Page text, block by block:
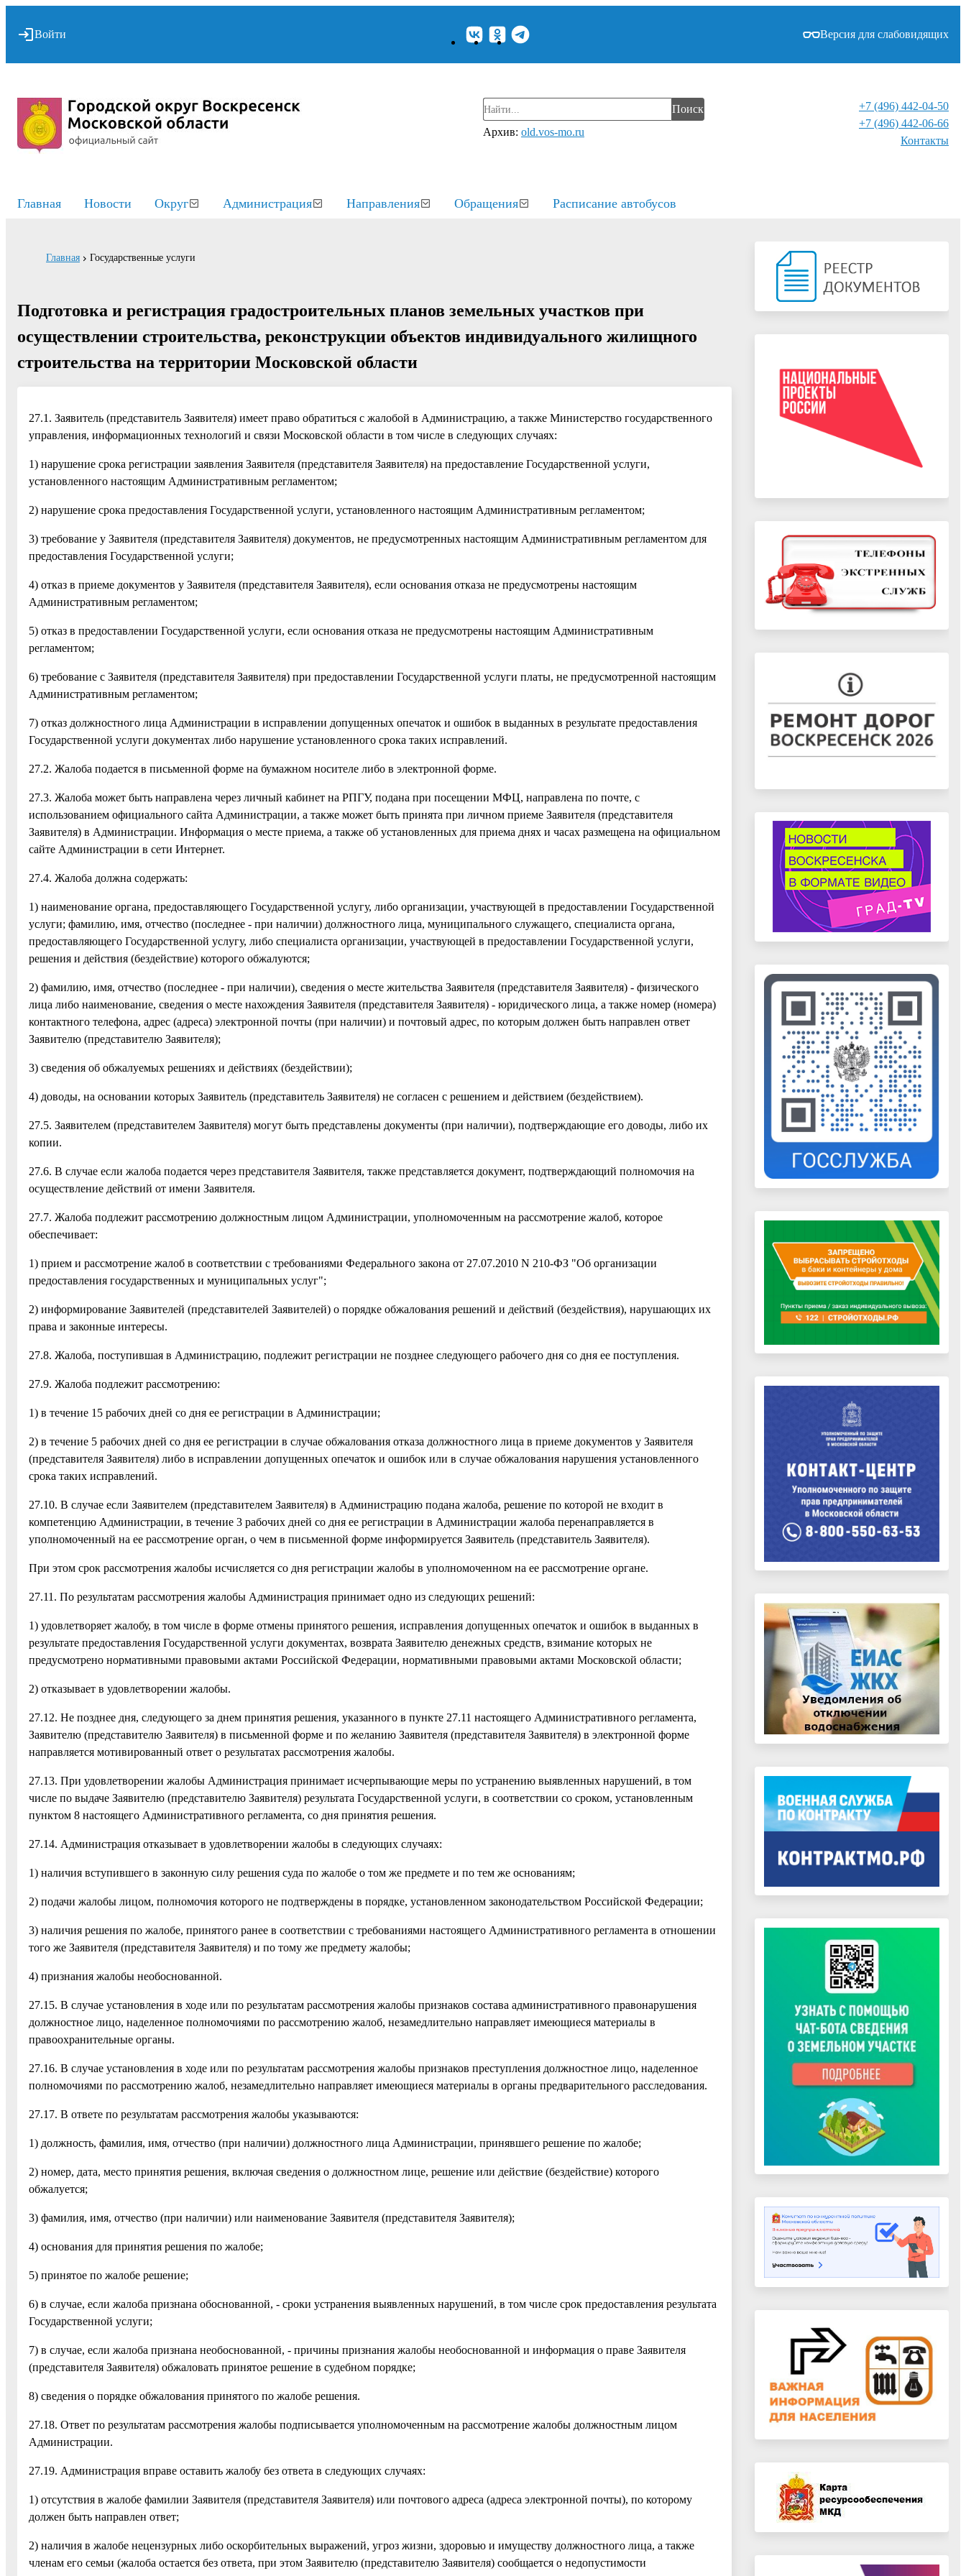
Войти Версия для слабовидящих
Поиск
Архив: old.vos-mo.ru
+7 (496) 442-04-50
+7 (496) 442-06-66
Контакты⁠
Главная Новости Округ Администрация Направления Обращения Расписание автобусов
Главная Государственные услуги
Подготовка и регистрация градостроительных планов земельных участков при
осуществлении строительства, реконструкции объектов индивидуального жилищного
строительства на территории Московской области
27.1. Заявитель (представитель Заявителя) имеет право обратиться с жалобой в Администрацию, а также Министерство государственного
управления, информационных технологий и связи Московской области в том числе в следующих случаях:
1) нарушение срока регистрации заявления Заявителя (представителя Заявителя) на предоставление Государственной услуги,
установленного настоящим Административным регламентом;
2) нарушение срока предоставления Государственной услуги, установленного настоящим Административным регламентом;
3) требование у Заявителя (представителя Заявителя) документов, не предусмотренных настоящим Административным регламентом для
предоставления Государственной услуги;
4) отказ в приеме документов у Заявителя (представителя Заявителя), если основания отказа не предусмотрены настоящим
Административным регламентом;
5) отказ в предоставлении Государственной услуги, если основания отказа не предусмотрены настоящим Административным
регламентом;
6) требование с Заявителя (представителя Заявителя) при предоставлении Государственной услуги платы, не предусмотренной настоящим
Административным регламентом;
7) отказ должностного лица Администрации в исправлении допущенных опечаток и ошибок в выданных в результате предоставления
Государственной услуги документах либо нарушение установленного срока таких исправлений.
27.2. Жалоба подается в письменной форме на бумажном носителе либо в электронной форме.
27.3. Жалоба может быть направлена через личный кабинет на РПГУ, подана при посещении МФЦ, направлена по почте, с
использованием официального сайта Администрации, а также может быть принята при личном приеме Заявителя (представителя
Заявителя) в Администрации. Информация о месте приема, а также об установленных для приема днях и часах размещена на официальном
сайте Администрации в сети Интернет.
27.4. Жалоба должна содержать:
1) наименование органа, предоставляющего Государственной услугу, либо организации, участвующей в предоставлении Государственной
услуги; фамилию, имя, отчество (последнее - при наличии) должностного лица, муниципального служащего, специалиста органа,
предоставляющего Государственной услугу, либо специалиста организации, участвующей в предоставлении Государственной услуги,
решения и действия (бездействие) которого обжалуются;
2) фамилию, имя, отчество (последнее - при наличии), сведения о месте жительства Заявителя (представителя Заявителя) - физического
лица либо наименование, сведения о месте нахождения Заявителя (представителя Заявителя) - юридического лица, а также номер (номера)
контактного телефона, адрес (адреса) электронной почты (при наличии) и почтовый адрес, по которым должен быть направлен ответ
Заявителю (представителю Заявителя);
3) сведения об обжалуемых решениях и действиях (бездействии);
4) доводы, на основании которых Заявитель (представитель Заявителя) не согласен с решением и действием (бездействием).
27.5. Заявителем (представителем Заявителя) могут быть представлены документы (при наличии), подтверждающие его доводы, либо их
копии.
27.6. В случае если жалоба подается через представителя Заявителя, также представляется документ, подтверждающий полномочия на
осуществление действий от имени Заявителя.
27.7. Жалоба подлежит рассмотрению должностным лицом Администрации, уполномоченным на рассмотрение жалоб, которое
обеспечивает:
1) прием и рассмотрение жалоб в соответствии с требованиями Федерального закона от 27.07.2010 N 210-ФЗ "Об организации
предоставления государственных и муниципальных услуг";
2) информирование Заявителей (представителей Заявителей) о порядке обжалования решений и действий (бездействия), нарушающих их
права и законные интересы.
27.8. Жалоба, поступившая в Администрацию, подлежит регистрации не позднее следующего рабочего дня со дня ее поступления.
27.9. Жалоба подлежит рассмотрению:
1) в течение 15 рабочих дней со дня ее регистрации в Администрации;
2) в течение 5 рабочих дней со дня ее регистрации в случае обжалования отказа должностного лица в приеме документов у Заявителя
(представителя Заявителя) либо в исправлении допущенных опечаток и ошибок или в случае обжалования нарушения установленного
срока таких исправлений.
27.10. В случае если Заявителем (представителем Заявителя) в Администрацию подана жалоба, решение по которой не входит в
компетенцию Администрации, в течение 3 рабочих дней со дня ее регистрации в Администрации жалоба перенаправляется в
уполномоченный на ее рассмотрение орган, о чем в письменной форме информируется Заявитель (представитель Заявителя).
При этом срок рассмотрения жалобы исчисляется со дня регистрации жалобы в уполномоченном на ее рассмотрение органе.
27.11. По результатам рассмотрения жалобы Администрация принимает одно из следующих решений:
1) удовлетворяет жалобу, в том числе в форме отмены принятого решения, исправления допущенных опечаток и ошибок в выданных в
результате предоставления Государственной услуги документах, возврата Заявителю денежных средств, взимание которых не
предусмотрено нормативными правовыми актами Российской Федерации, нормативными правовыми актами Московской области;
2) отказывает в удовлетворении жалобы.
27.12. Не позднее дня, следующего за днем принятия решения, указанного в пункте 27.11 настоящего Административного регламента,
Заявителю (представителю Заявителя) в письменной форме и по желанию Заявителя (представителя Заявителя) в электронной форме
направляется мотивированный ответ о результатах рассмотрения жалобы.
27.13. При удовлетворении жалобы Администрация принимает исчерпывающие меры по устранению выявленных нарушений, в том
числе по выдаче Заявителю (представителю Заявителя) результата Государственной услуги, в соответствии со сроком, установленным
пунктом 8 настоящего Административного регламента, со дня принятия решения.
27.14. Администрация отказывает в удовлетворении жалобы в следующих случаях:
1) наличия вступившего в законную силу решения суда по жалобе о том же предмете и по тем же основаниям;
2) подачи жалобы лицом, полномочия которого не подтверждены в порядке, установленном законодательством Российской Федерации;
3) наличия решения по жалобе, принятого ранее в соответствии с требованиями настоящего Административного регламента в отношении
того же Заявителя (представителя Заявителя) и по тому же предмету жалобы;
4) признания жалобы необоснованной.
27.15. В случае установления в ходе или по результатам рассмотрения жалобы признаков состава административного правонарушения
должностное лицо, наделенное полномочиями по рассмотрению жалоб, незамедлительно направляет имеющиеся материалы в
правоохранительные органы.
27.16. В случае установления в ходе или по результатам рассмотрения жалобы признаков преступления должностное лицо, наделенное
полномочиями по рассмотрению жалоб, незамедлительно направляет имеющиеся материалы в органы предварительного расследования.
27.17. В ответе по результатам рассмотрения жалобы указываются:
1) должность, фамилия, имя, отчество (при наличии) должностного лица Администрации, принявшего решение по жалобе;
2) номер, дата, место принятия решения, включая сведения о должностном лице, решение или действие (бездействие) которого
обжалуется;
3) фамилия, имя, отчество (при наличии) или наименование Заявителя (представителя Заявителя);
4) основания для принятия решения по жалобе;
5) принятое по жалобе решение;
6) в случае, если жалоба признана обоснованной, - сроки устранения выявленных нарушений, в том числе срок предоставления результата
Государственной услуги;
7) в случае, если жалоба признана необоснованной, - причины признания жалобы необоснованной и информация о праве Заявителя
(представителя Заявителя) обжаловать принятое решение в судебном порядке;
8) сведения о порядке обжалования принятого по жалобе решения.
27.18. Ответ по результатам рассмотрения жалобы подписывается уполномоченным на рассмотрение жалобы должностным лицом
Администрации.
27.19. Администрация вправе оставить жалобу без ответа в следующих случаях:
1) отсутствия в жалобе фамилии Заявителя (представителя Заявителя) или почтового адреса (адреса электронной почты), по которому
должен быть направлен ответ;
2) наличия в жалобе нецензурных либо оскорбительных выражений, угроз жизни, здоровью и имуществу должностного лица, а также
членам его семьи (жалоба остается без ответа, при этом Заявителю (представителю Заявителя) сообщается о недопустимости